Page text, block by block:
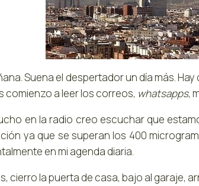
Suena el despertador un día más.
comienzo a leer los correos, whatsapps,
en la radio creo escuchar que
ya que se superan los 400
en mi agenda diaria.
cierro la puerta de casa, bajo al garaje,